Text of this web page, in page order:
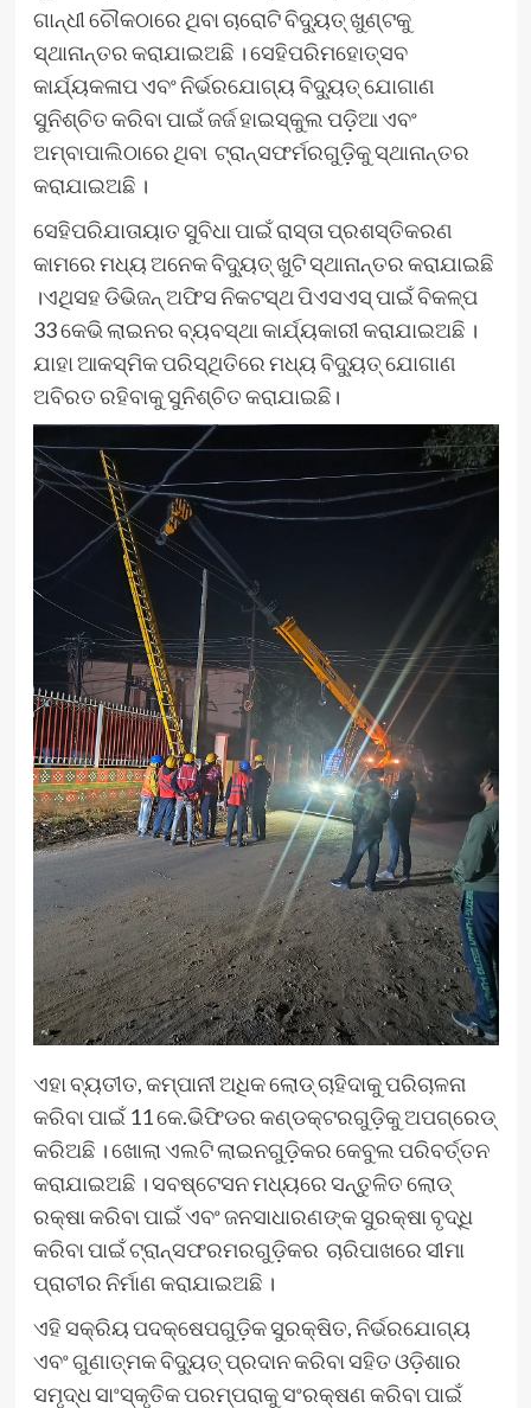
ଗାନ୍ଧୀ ଚୌକଠାରେ ଥିବା ଚାରୋଟି ବିଦ୍ୟୁତ୍ ଖୁଣ୍ଟକୁ
ସ୍ଥାନାନ୍ତର କରାଯାଇଅଛି । ସେହିପରିମହୋତ୍ସବ
କାର୍ଯ୍ୟକଳାପ ଏବଂ ନିର୍ଭରଯୋଗ୍ୟ ବିଦ୍ୟୁତ୍ ଯୋଗାଣ
ସୁନିଶ୍ଚିତ କରିବା ପାଇଁ ଜର୍ଜ ହାଇସ୍କୁଲ ପଡ଼ିଆ ଏବଂ
ଅମ୍ବାପାଲିଠାରେ ଥିବା ଟ୍ରାନ୍ସଫର୍ମରଗୁଡ଼ିକୁ ସ୍ଥାନାନ୍ତର
କରାଯାଇଅଛି ।
ସେହିପରିଯାତାୟାତ ସୁବିଧା ପାଇଁ ରାସ୍ତା ପ୍ରଶସ୍ତିକରଣ
କାମରେ ମଧ୍ୟ ଅନେକ ବିଦ୍ୟୁତ୍ ଖୁଟି ସ୍ଥାନାନ୍ତର କରାଯାଇଛି
।ଏଥିସହ ଡିଭିଜନ୍ ଅଫିସ ନିକଟସ୍ଥ ପିଏସଏସ୍ ପାଇଁ ବିକଳ୍ପ
33 କେଭି ଲାଇନର ବ୍ୟବସ୍ଥା କାର୍ଯ୍ୟକାରୀ କରାଯାଇଅଛି ।
ଯାହା ଆକସ୍ମିକ ପରିସ୍ଥିତିରେ ମଧ୍ୟ ବିଦ୍ୟୁତ୍ ଯୋଗାଣ
ଅବିରତ ରହିବାକୁ ସୁନିଶ୍ଚିତ କରାଯାଇଛି।
ଏହା ବ୍ୟତୀତ, କମ୍ପାନୀ ଅଧିକ ଲୋଡ୍ ଚାହିଦାକୁ ପରିଚାଳନା
କରିବା ପାଇଁ 11 କେ.ଭିଫିଡର କଣ୍ଡକ୍ଟରଗୁଡ଼ିକୁ ଅପଗ୍ରେଡ୍
କରିଅଛି । ଖୋଲା ଏଲଟି ଲାଇନଗୁଡ଼ିକର କେବୁଲ ପରିବର୍ତ୍ତନ
କରାଯାଇଅଛି । ସବଷ୍ଟେସନ ମଧ୍ୟରେ ସନ୍ତୁଳିତ ଲୋଡ୍
ରକ୍ଷା କରିବା ପାଇଁ ଏବଂ ଜନସାଧାରଣଙ୍କ ସୁରକ୍ଷା ବୃଦ୍ଧି
କରିବା ପାଇଁ ଟ୍ରାନ୍ସଫରମରଗୁଡ଼ିକର ଚାରିପାଖରେ ସୀମା
ପ୍ରାଚୀର ନିର୍ମାଣ କରାଯାଇଅଛି ।
ଏହି ସକ୍ରିୟ ପଦକ୍ଷେପଗୁଡ଼ିକ ସୁରକ୍ଷିତ, ନିର୍ଭରଯୋଗ୍ୟ
ଏବଂ ଗୁଣାତ୍ମକ ବିଦ୍ୟୁତ୍ ପ୍ରଦାନ କରିବା ସହିତ ଓଡ଼ିଶାର
ସମୃଦ୍ଧ ସାଂସ୍କୃତିକ ପରମ୍ପରାକୁ ସଂରକ୍ଷଣ କରିବା ପାଇଁ